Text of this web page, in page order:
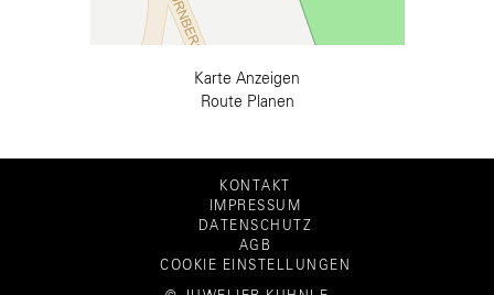
Karte Anzeigen
Route Planen
KONTAKT
IMPRESSUM
DATENSCHUTZ
AGB
COOKIE EINSTELLUNGEN